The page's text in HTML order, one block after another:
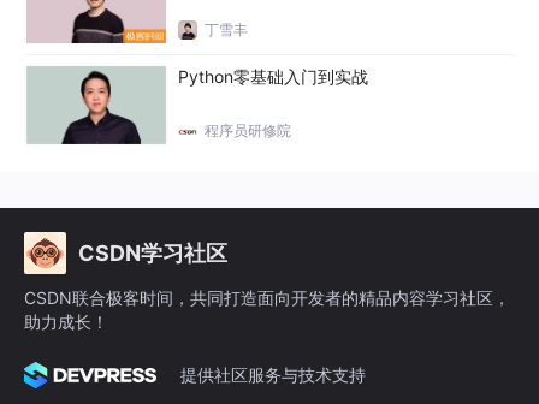
丁雪丰
Python零基础入门到实战
程序员研修院
CSDN学习社区
CSDN联合极客时间，共同打造面向开发者的精品内容学习社区，
助力成长！
提供社区服务与技术支持